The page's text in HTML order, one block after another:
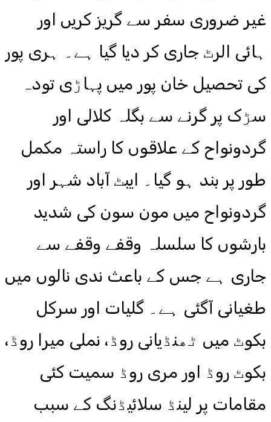
غیر ضروری سفر سے گریز کریں اور
ہائی الرٹ جاری کر دیا گیا ہے۔ ہری پور
کی تحصیل خان پور میں پہاڑی تودہ
سڑک پر گرنے سے بگلہ کلالی اور
گردونواح کے علاقوں کا راستہ مکمل
طور پر بند ہو گیا۔ ایبٹ آباد شہر اور
گردونواح میں مون سون کی شدید
بارشوں کا سلسلہ وقفے وقفے سے
جاری ہے جس کے باعث ندی نالوں میں
طغیانی آگئی ہے۔ گلیات اور سرکل
بکوٹ میں ٹھنڈیانی روڈ، نملی میرا روڈ،
بکوٹ روڈ اور مری روڈ سمیت کئی
مقامات پر لینڈ سلائیڈنگ کے سبب